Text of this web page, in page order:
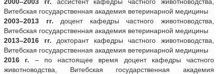
Витебская государственная академия ветеринарной медицины
2003–2013 гг. доцент кафедры частного животноводства,
Витебская государственная академия ветеринарной медицины
2013–2016 гг. докторант кафедры частного животноводства,
Витебская государственная академия ветеринарной медицины
2016 г. – по настоящее время доцент кафедры частного
животноводства, Витебская государственная академия